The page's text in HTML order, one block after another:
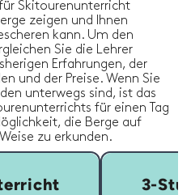
Skitourenunterricht
zeigen und Ihnen
kann. Um den
Sie die Lehrer
Erfahrungen, der
und der Preise. Wenn Sie
unterwegs sind, ist das
für einen Tag
die Berge auf
zu erkunden.
3-